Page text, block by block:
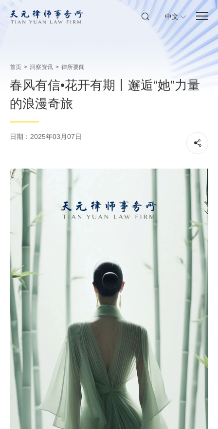
中文
首页 > 洞察资讯 > 律所要闻
春风有信•花开有期丨邂逅“她”力量
的浪漫奇旅
日期：2025年03月07日